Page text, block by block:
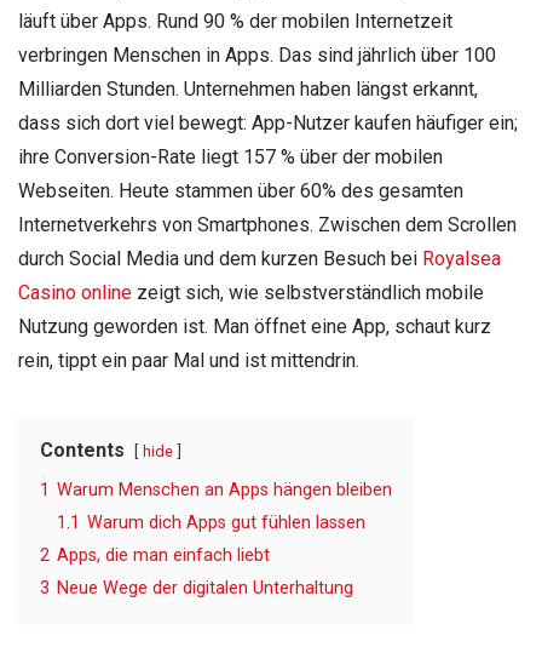
läuft über Apps. Rund 90 % der mobilen Internetzeit
verbringen Menschen in Apps. Das sind jährlich über 100
Milliarden Stunden. Unternehmen haben längst erkannt,
dass sich dort viel bewegt: App-Nutzer kaufen häufiger ein;
ihre Conversion-Rate liegt 157 % über der mobilen
Webseiten. Heute stammen über 60% des gesamten
Internetverkehrs von Smartphones. Zwischen dem Scrollen
durch Social Media und dem kurzen Besuch bei Royalsea
Casino online zeigt sich, wie selbstverständlich mobile
Nutzung geworden ist. Man öffnet eine App, schaut kurz
rein, tippt ein paar Mal und ist mittendrin.
Contents hide
1 Warum Menschen an Apps hängen bleiben
1.1 Warum dich Apps gut fühlen lassen
2 Apps, die man einfach liebt
3 Neue Wege der digitalen Unterhaltung